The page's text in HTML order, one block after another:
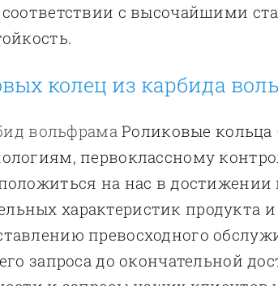
с высочайшими
колец из карбида
вольфрама Роликовые
первоклассному
на нас в
характеристик продукта
превосходного
запроса до окончательной